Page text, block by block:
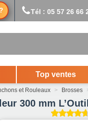
Tél : 05 57 26 66
Top ventes
et Rouleaux > Brosses
300 mm